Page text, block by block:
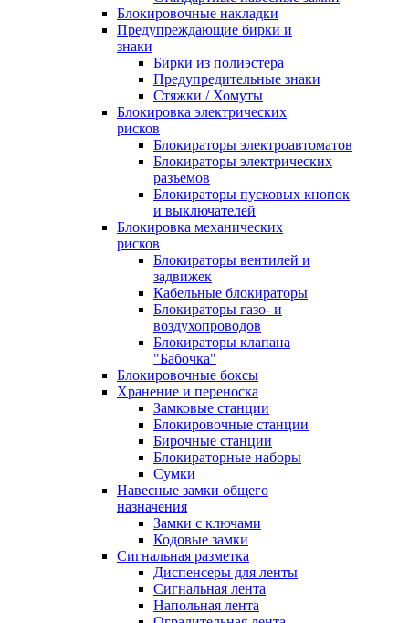
Блокировочные накладки
Предупреждающие бирки и
знаки
Бирки из полиэстера
Предупредительные знаки
Стяжки / Хомуты
Блокировка электрических
рисков
Блокираторы электроавтоматов
Блокираторы электрических
разъемов
Блокираторы пусковых кнопок
и выключателей
Блокировка механических
рисков
Блокираторы вентилей и
задвижек
Кабельные блокираторы
Блокираторы газо- и
воздухопроводов
Блокираторы клапана
"Бабочка"
Блокировочные боксы
Хранение и переноска
Замковые станции
Блокировочные станции
Бирочные станции
Блокираторные наборы
Сумки
Навесные замки общего
назначения
Замки с ключами
Кодовые замки
Сигнальная разметка
Диспенсеры для ленты
Сигнальная лента
Напольная лента